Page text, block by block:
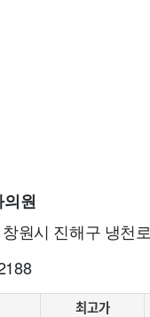
원
원시 진해구 냉천로
최고가